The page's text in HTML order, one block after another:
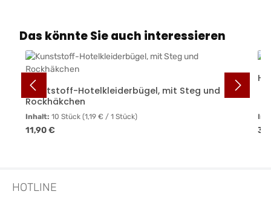
Produktgalerie überspringen
Das könnte Sie auch interessieren
Kunststoff-Hotelkleiderbügel, mit Steg und
Rockhäkchen
Inhalt:10 Stück(1,19 € / 1 Stück)
Regulärer Preis:
11,90 €
HOTLINE